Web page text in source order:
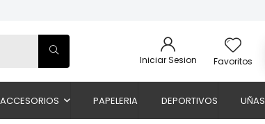
Iniciar Sesion Favoritos
ACCESORIOS PAPELERIA DEPORTIVOS UÑAS